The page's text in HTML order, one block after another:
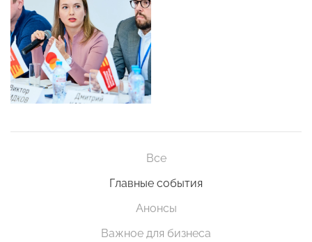
Все
Главные события
Анонсы
Важное для бизнеса